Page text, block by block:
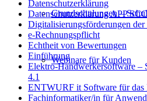
Grundschulungen –
Webinare für Kunden
Datenschutzerklärung
Datenschutzerklärung APP
Digitalisierungsförderungen
e-Rechnungspflicht
Echtheit von Bewertungen
Einführung
Elektro-Handwerkersoftware –
4.1
ENTWURF it Software für das
Fachinformatiker/in für